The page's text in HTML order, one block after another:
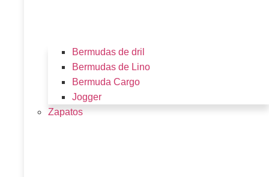
Bermudas de dril
Bermudas de Lino
Bermuda Cargo
Jogger
Zapatos